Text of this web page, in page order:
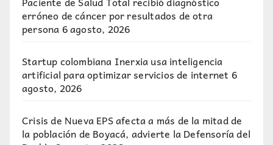
erróneo de cáncer por resultados de otra
persona6 agosto, 2026
Startup colombiana Inerxia usa inteligencia
artificial para optimizar servicios de internet 6
agosto, 2026
Crisis de Nueva EPS afecta a más de la mitad de
la población de Boyacá, advierte la Defensoría del